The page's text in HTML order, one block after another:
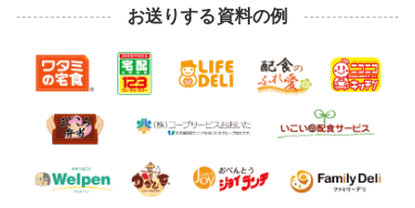
お送りする資料の例